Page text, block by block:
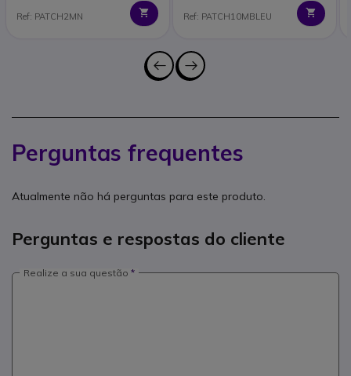
Ref: PATCH2MN Ref: PATCH10MBLEU
Perguntas frequentes
Atualmente não há perguntas para este produto.
Perguntas e respostas do cliente
Realize a sua questão